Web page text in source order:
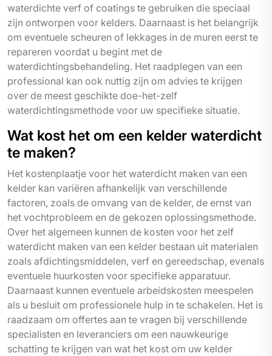
waterdichte verf of coatings te gebruiken die speciaal
zijn ontworpen voor kelders. Daarnaast is het belangrijk
om eventuele scheuren of lekkages in de muren eerst te
repareren voordat u begint met de
waterdichtingsbehandeling. Het raadplegen van een
professional kan ook nuttig zijn om advies te krijgen
over de meest geschikte doe-het-zelf
waterdichtingsmethode voor uw specifieke situatie.
Wat kost het om een kelder waterdicht
te maken?
Het kostenplaatje voor het waterdicht maken van een
kelder kan variëren afhankelijk van verschillende
factoren, zoals de omvang van de kelder, de ernst van
het vochtprobleem en de gekozen oplossingsmethode.
Over het algemeen kunnen de kosten voor het zelf
waterdicht maken van een kelder bestaan uit materialen
zoals afdichtingsmiddelen, verf en gereedschap, evenals
eventuele huurkosten voor specifieke apparatuur.
Daarnaast kunnen eventuele arbeidskosten meespelen
als u besluit om professionele hulp in te schakelen. Het is
raadzaam om offertes aan te vragen bij verschillende
specialisten en leveranciers om een nauwkeurige
schatting te krijgen van wat het kost om uw kelder